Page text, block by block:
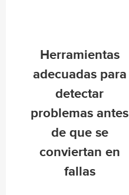
Herramientas
adecuadas para
detectar
problemas antes
de que se
conviertan en
fallas